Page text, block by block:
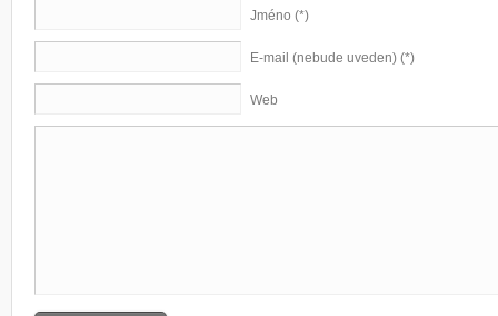
Jméno (*)
E-mail (nebude uveden) (*)
Web